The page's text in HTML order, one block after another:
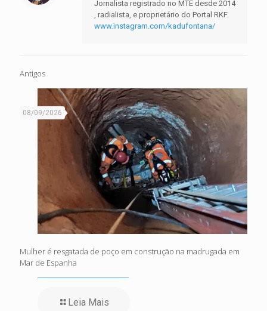
Jornalista registrado no MTE desde 2014
, radialista, e proprietário do Portal RKF.
www.instagram.com/kadufontana/
Antigos
08/09/2026
Mulher é resgatada de poço em construção na madrugada em
Mar de Espanha
Leia Mais